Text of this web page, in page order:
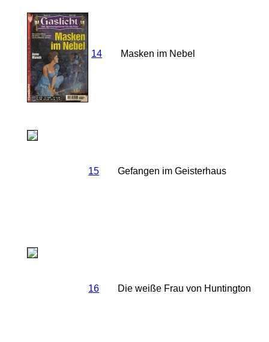
14 Masken im Nebel
15 Gefangen im Geisterhaus
16 Die weiße Frau von Huntington